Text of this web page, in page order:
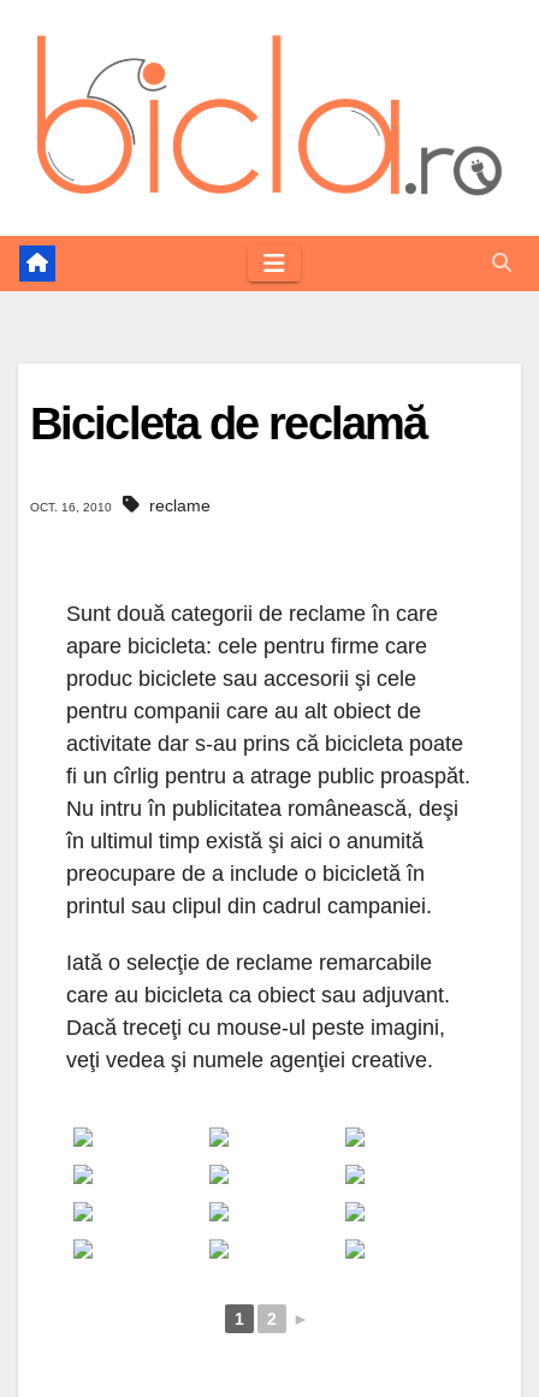
Bicicleta de reclamă
OCT. 16, 2010 reclame
Sunt două categorii de reclame în care
apare bicicleta: cele pentru firme care
produc biciclete sau accesorii şi cele
pentru companii care au alt obiect de
activitate dar s-au prins că bicicleta poate
fi un cîrlig pentru a atrage public proaspăt.
Nu intru în publicitatea românească, deşi
în ultimul timp există şi aici o anumită
preocupare de a include o bicicletă în
printul sau clipul din cadrul campaniei.
Iată o selecţie de reclame remarcabile
care au bicicleta ca obiect sau adjuvant.
Dacă treceţi cu mouse-ul peste imagini,
veţi vedea şi numele agenţiei creative.
1 2 ►